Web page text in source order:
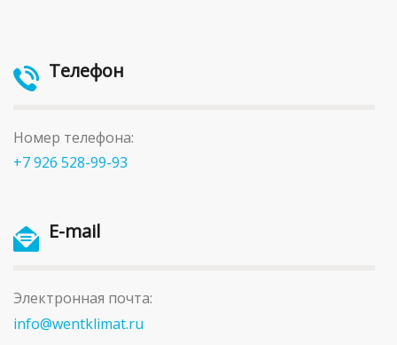
Телефон
Номер телефона:
+7 926 528-99-93
E-mail
Электронная почта:
info@wentklimat.ru